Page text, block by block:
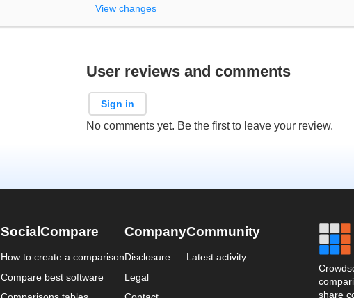
View changes
User reviews and comments
Sign in
No comments yet. Be the first to leave your review.
SocialCompare
How to create a comparison
Compare best software
Company
Disclosure
Legal
Community
Latest activity
share